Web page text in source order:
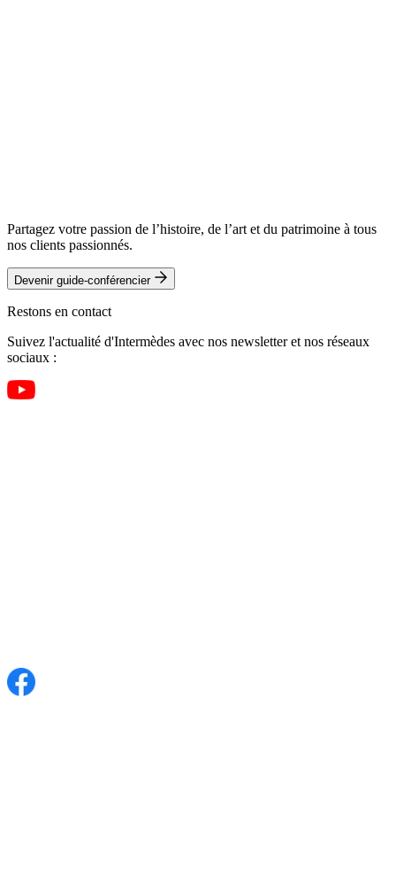
Partagez votre passion de l’histoire, de l’art et du patrimoine à tous
nos clients passionnés.
Devenir guide-conférencier
Restons en contact
Suivez l'actualité d'Intermèdes avec nos newsletter et nos réseaux
sociaux :